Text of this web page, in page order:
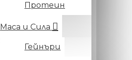
Протеин
Маса и Сила
Гейнъри